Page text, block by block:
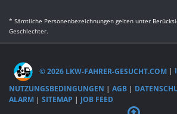
* Sämtliche Personenbezeichnungen gelten unter
Geschlechter.
© 2026 LKW-FAHRER-GESUCHT.COM |
NUTZUNGSBEDINGUNGEN | AGB |
ALARM | SITEMAP | JOB FEED